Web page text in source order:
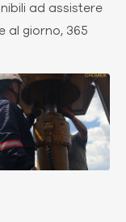
ad assistere
al giorno, 365